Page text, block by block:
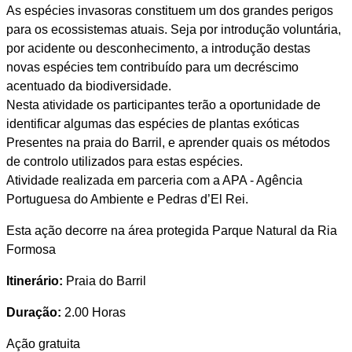
As espécies invasoras constituem um dos grandes perigos
para os ecossistemas atuais. Seja por introdução voluntária,
por acidente ou desconhecimento, a introdução destas
novas espécies tem contribuído para um decréscimo
acentuado da biodiversidade.
Nesta atividade os participantes terão a oportunidade de
identificar algumas das espécies de plantas exóticas
Presentes na praia do Barril, e aprender quais os métodos
de controlo utilizados para estas espécies.
Atividade realizada em parceria com a APA - Agência
Portuguesa do Ambiente e Pedras d’El Rei.
Esta ação decorre na área protegida Parque Natural da Ria
Formosa
Itinerário: Praia do Barril
Duração: 2.00 Horas
Ação gratuita